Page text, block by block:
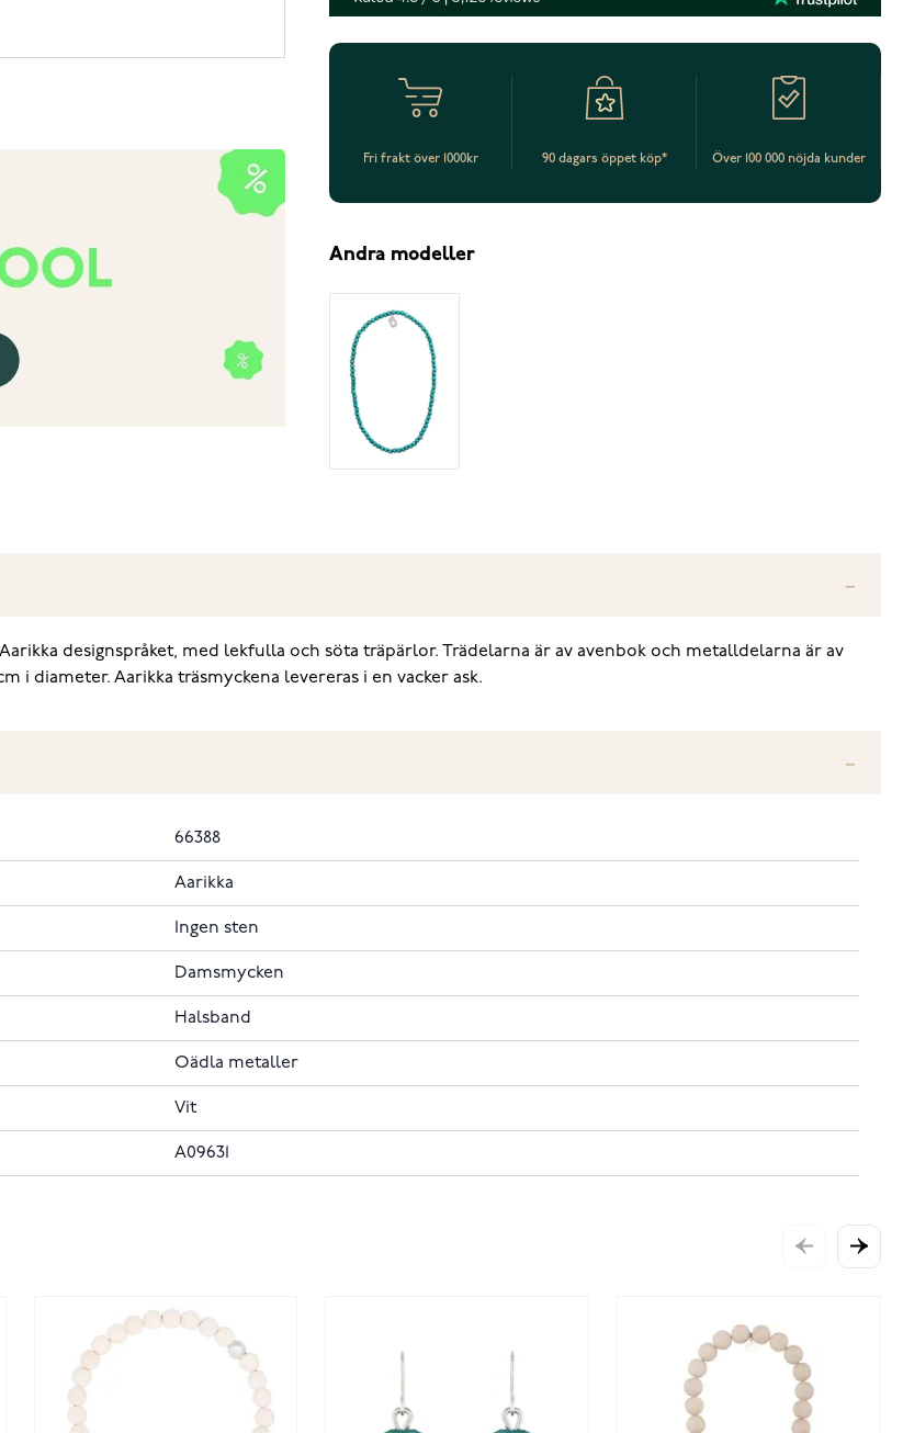
Fri frakt över 1000kr 90 dagars öppet köp* Över 100 000 nöjda kunder
Andra modeller
designspråket, med lekfulla och söta träpärlor. Trädelarna är av avenbok och metalldelarna är av
i diameter. Aarikka träsmyckena levereras i en vacker ask.
66388
Aarikka
Ingen sten
Damsmycken
Halsband
Oädla metaller
Vit
A09631